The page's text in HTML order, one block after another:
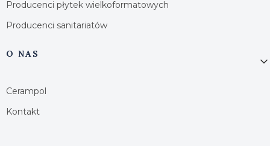
Producenci płytek wielkoformatowych
Producenci sanitariatów
O NAS
Cerampol
Kontakt